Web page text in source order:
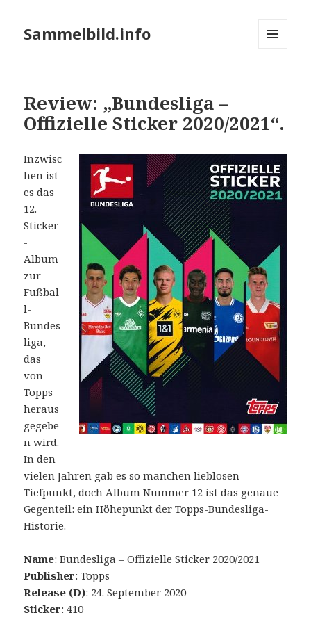
Sammelbild.info
Review: „Bundesliga –
Offizielle Sticker 2020/2021“.
Inzwisc
hen ist
es das
12.
Sticker
-
Album
zur
Fußbal
l-
Bundes
liga,
das
von
Topps
heraus
gegebe
n wird.
In den
vielen Jahren gab es so manchen lieblosen
Tiefpunkt, doch Album Nummer 12 ist das genaue
Gegenteil: ein Höhepunkt der Topps-Bundesliga-
Historie.
Name: Bundesliga – Offizielle Sticker 2020/2021
Publisher: Topps
Release (D): 24. September 2020
Sticker: 410